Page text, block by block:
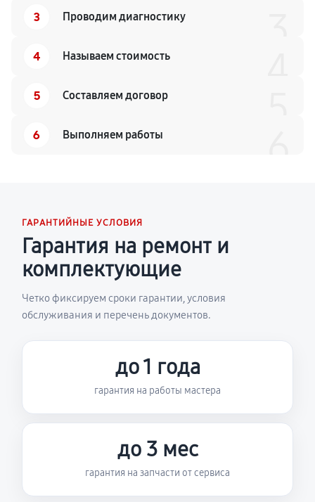
3 Проводим диагностику
4 Называем стоимость
5 Составляем договор
6 Выполняем работы
ГАРАНТИЙНЫЕ УСЛОВИЯ
Гарантия на ремонт и
комплектующие
Четко фиксируем сроки гарантии, условия
обслуживания и перечень документов.
до 1 года
гарантия на работы мастера
до 3 мес
гарантия на запчасти от сервиса